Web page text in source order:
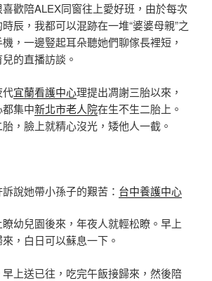
陪ALEX同窗往上愛好班，由於每次
辰，我都可以混跡在一堆“婆婆母親”之
，一邊豎起耳朵聽她們聊傢長裡短，
的直播訪談。
宜蘭看護中心理提出凋謝三胎以來，
集中新北市老人院在生不生二胎上。
，臉上就精心沒光，矮他人一截。
她帶小孫子的艱苦： 台中養護中心
兒園後來，年夜人就輕松瞭。早上
，白日可以蘇息一下。
送已往，吃完午飯接歸來，然後陪